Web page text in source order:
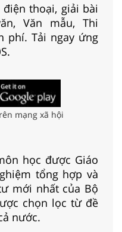
thoại, giải bài
Văn mẫu, Thi
phí. Tải ngay ứng
mạng xã hội
học được Giáo
tổng hợp và
mới nhất của Bộ
chọn lọc từ đề
nước.